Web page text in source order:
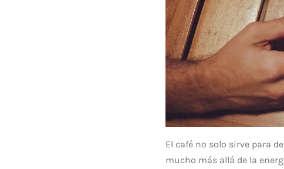
El café no solo sirve para
mucho más allá de la